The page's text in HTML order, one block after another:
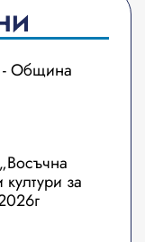
- Община
за